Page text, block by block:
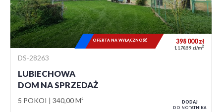
DS-28263
LUBIECHOWA
DOM NA SPRZEDAŻ
5 POKOI 340,00 M²
398 000zł
1 170,59 zł/m2
OFERTA NA WYŁĄCZNOŚĆ
DODAJ
DO NOTATNIKA